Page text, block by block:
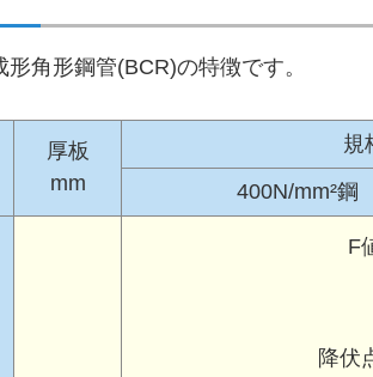
角形鋼管(BCR)の特徴です。
厚板
mm
規
400N/mm²鋼
F
降伏